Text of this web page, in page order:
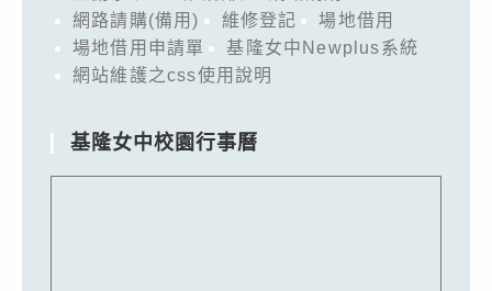
網路請購(備用)
維修登記
場地借用
場地借用申請單
基隆女中Newplus系統
網站維護之css使用說明
基隆女中校園行事曆